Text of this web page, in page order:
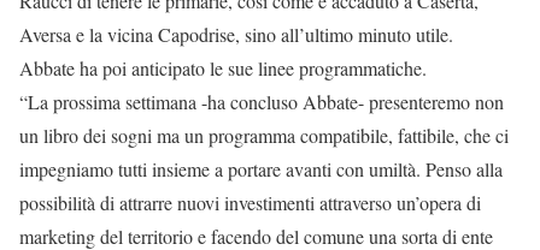
Aversa e la vicina Capodrise, sino all’ultimo minuto utile.
Abbate ha poi anticipato le sue linee programmatiche.
“La prossima settimana -ha concluso Abbate- presenteremo non
un libro dei sogni ma un programma compatibile, fattibile, che ci
impegniamo tutti insieme a portare avanti con umiltà. Penso alla
possibilità di attrarre nuovi investimenti attraverso un’opera di
marketing del territorio e facendo del comune una sorta di ente